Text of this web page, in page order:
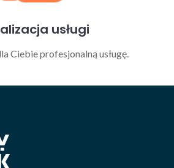
usługi
Ciebie profesjonalną usługę.